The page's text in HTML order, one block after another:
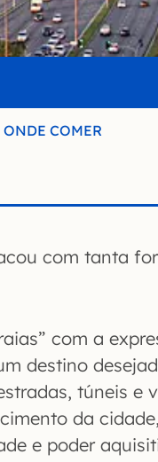
ONDE COMER
com tanta
com a
destino
túneis e
da
e poder